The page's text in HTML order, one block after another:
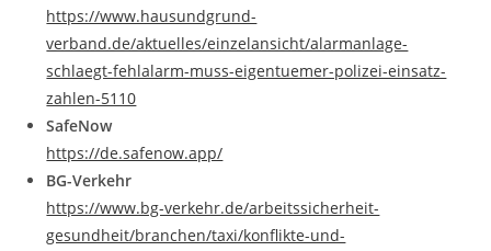
https://www.hausundgrund-
verband.de/aktuelles/einzelansicht/alarmanlage-
schlaegt-fehlalarm-muss-eigentuemer-polizei-einsatz-
zahlen-5110
SafeNow
https://de.safenow.app/
BG-Verkehr
https://www.bg-verkehr.de/arbeitssicherheit-
gesundheit/branchen/taxi/konflikte-und-